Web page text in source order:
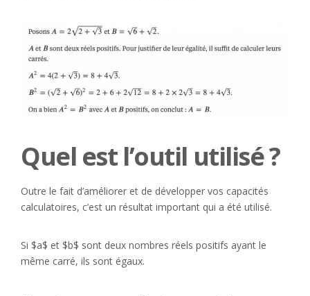
Quel est l’outil utilisé ?
Outre le fait d’améliorer et de développer vos capacités
calculatoires, c’est un résultat important qui a été utilisé.
Si $a$ et $b$ sont deux nombres réels positifs ayant le
même carré, ils sont égaux.